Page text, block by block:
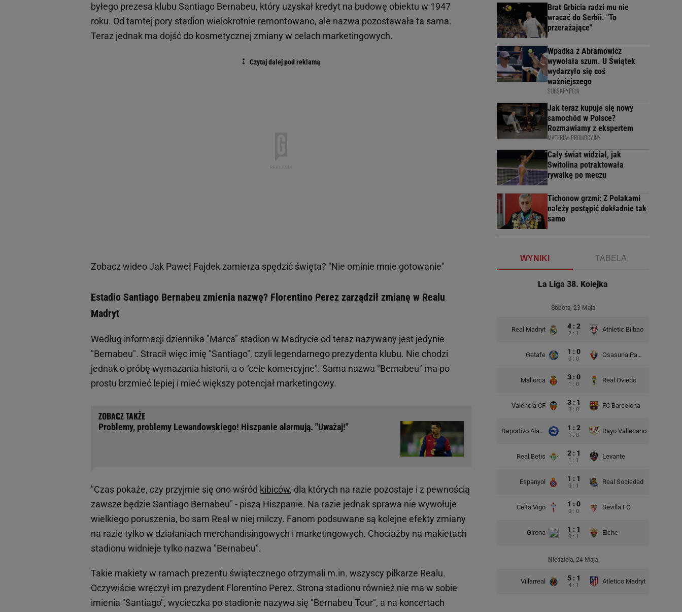
byłego prezesa klubu Santiago Bernabeu, który uzyskał kredyt na budowę obiektu w 1947
roku. Od tamtej pory stadion wielokrotnie remontowano, ale nazwa pozostawała ta sama.
Teraz jednak ma dojść do kosmetycznej zmiany w celach marketingowych.
Zobacz wideoJak Paweł Fajdek zamierza spędzić święta? "Nie ominie mnie gotowanie"
Estadio Santiago Bernabeu zmienia nazwę? Florentino Perez zarządził zmianę w Realu
Madryt
Według informacji dziennika "Marca" stadion w Madrycie od teraz nazywany jest jedynie
"Bernabeu". Stracił więc imię "Santiago", czyli legendarnego prezydenta klubu. Nie chodzi
jednak o próbę wymazania historii, a o "cele komercyjne". Sama nazwa "Bernabeu" ma po
prostu brzmieć lepiej i mieć większy potencjał marketingowy.
Problemy, problemy Lewandowskiego! Hiszpanie alarmują. "Uważaj!"
"Czas pokaże, czy przyjmie się ono wśród kibiców, dla których na razie pozostaje i z pewnością
zawsze będzie Santiago Bernabeu" - piszą Hiszpanie. Na razie jednak sprawa nie wywołuje
wielkiego poruszenia, bo sam Real w niej milczy. Fanom podsuwane są kolejne efekty zmiany
na razie tylko w działaniach merchandisingowych i marketingowych. Chociażby na makietach
stadionu widnieje tylko nazwa "Bernabeu".
Takie makiety w ramach prezentu świątecznego otrzymali m.in. wszyscy piłkarze Realu.
Oczywiście wręczył im prezydent Florentino Perez. Strona stadionu również nie ma w sobie
imienia "Santiago", wycieczka po stadionie nazywa się "Bernabeu Tour", a na koncertach
Brat Grbicia radzi mu nie
wracać do Serbii. "To
przerażające"
Wpadka z Abramowicz
wywołała szum. U Świątek
wydarzyło się coś
ważniejszego
SUBSKRYPCJA
Jak teraz kupuje się nowy
samochód w Polsce?
Rozmawiamy z ekspertem
MATERIAŁ PROMOCYJNY
Cały świat widział, jak
Switolina potraktowała
rywalkę po meczu
Tichonow grzmi: Z Polakami
należy postąpić dokładnie tak
samo
WYNIKI TABELA
La Liga 38. Kolejka
Sobota, 23 Maja
Real Madryt 4 : 2
2 : 1
Athletic Bilbao
Getafe 1 : 0
0 : 0
Osasuna Pampeluna
Mallorca 3 : 0
1 : 0
Real Oviedo
Valencia CF 3 : 1
0 : 0
FC Barcelona
Deportivo Alaves 1 : 2
1 : 0
Rayo Vallecano
Real Betis 2 : 1
1 : 1
Levante
Espanyol 1 : 1
0 : 1
Real Sociedad
Celta Vigo 1 : 0
0 : 0
Sevilla FC
Girona 1 : 1
0 : 1
Elche
Niedziela, 24 Maja
Villarreal 5 : 1
4 : 1
Atletico Madryt